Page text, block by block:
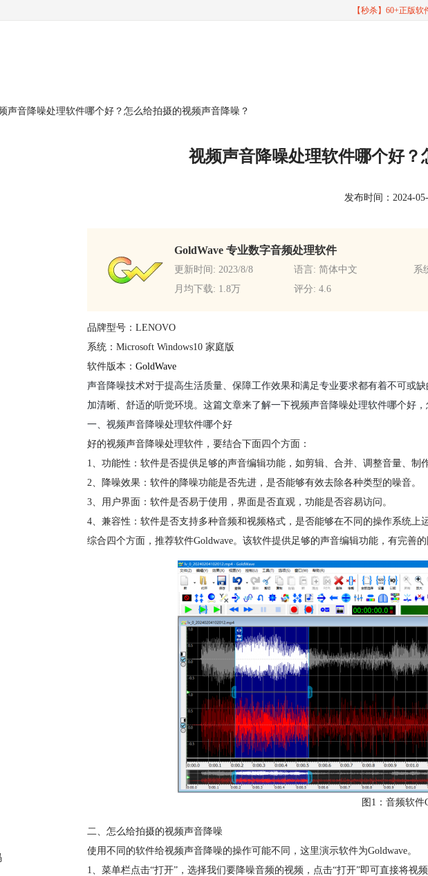
【秒杀】60+正版
声音降噪处理软件哪个好？怎么给拍摄的视频声音降噪？
视频声音降噪处理软件哪个好
发布时间：2024-
GoldWave 专业数字音频处理软件
更新时间: 2023/8/8 语言: 简体中文
系
月均下载: 1.8万
评分: 4.6
品牌型号：LENOVO
系统：Microsoft Windows10 家庭版
软件版本：GoldWave
声音降噪技术对于提高生活质量、保障工作效果和满足专业要求都有着不可或
加清晰、舒适的听觉环境。这篇文章来了解一下视频声音降噪处理软件哪个好
一、视频声音降噪处理软件哪个好
好的视频声音降噪处理软件，要结合下面四个方面：
1、功能性：软件是否提供足够的声音编辑功能，如剪辑、合并、调整音量、制
2、降噪效果：软件的降噪功能是否先进，是否能够有效去除各种类型的噪音。
3、用户界面：软件是否易于使用，界面是否直观，功能是否容易访问。
4、兼容性：软件是否支持多种音频和视频格式，是否能够在不同的操作系统上
综合四个方面，推荐软件Goldwave。该软件提供足够的声音编辑功能，有完善
图1：音频软件
二、怎么给拍摄的视频声音降噪
使用不同的软件给视频声音降噪的操作可能不同，这里演示软件为Goldwave。
1、菜单栏点击“打开”，选择我们要降噪音频的视频，点击“打开”即可直接将视